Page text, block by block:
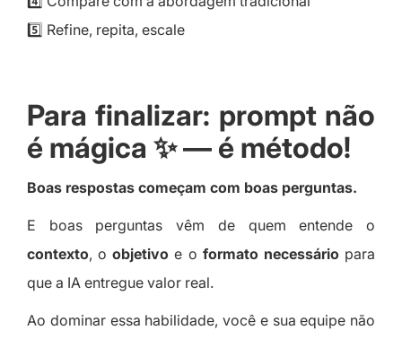
5️⃣ Refine, repita, escale
Para finalizar: prompt não
é mágica ✨ — é método!
Boas respostas começam com boas perguntas.
E boas perguntas vêm de quem entende o
contexto, oobjetivoe o formato necessário para
que a IA entregue valor real.
Ao dominar essa habilidade, você e sua equipe não